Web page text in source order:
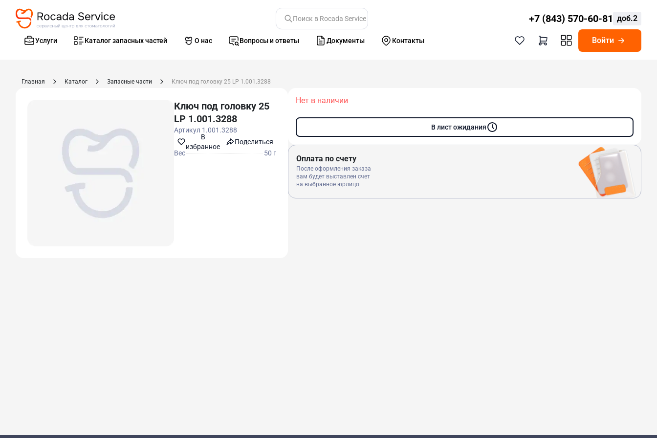
Поиск в Rocada Service +7 (843) 570-60-81 доб.2
Услуги Каталог запасных частей О нас Вопросы и ответы Документы Контакты Войти
Главная Каталог Запасные части Ключ под головку 25 LP 1.001.3288
Ключ под головку 25
LP 1.001.3288
Артикул 1.001.3288
В
избранноe
Поделиться
Вес
50 г
Нет в наличии
В лист ожидания
Оплата по счету
После оформления заказа
вам будет выставлен счет
на выбранное юрлицо